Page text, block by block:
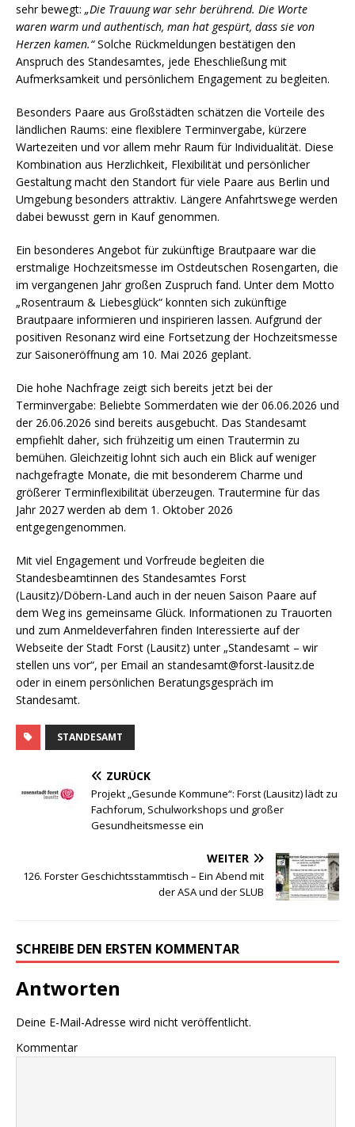
sehr bewegt: „Die Trauung war sehr berührend. Die Worte
waren warm und authentisch, man hat gespürt, dass sie von
Herzen kamen.“Solche Rückmeldungen bestätigen den
Anspruch des Standesamtes, jede Eheschließung mit
Aufmerksamkeit und persönlichem Engagement zu begleiten.
Besonders Paare aus Großstädten schätzen die Vorteile des
ländlichen Raums: eine flexiblere Terminvergabe, kürzere
Wartezeiten und vor allem mehr Raum für Individualität. Diese
Kombination aus Herzlichkeit, Flexibilität und persönlicher
Gestaltung macht den Standort für viele Paare aus Berlin und
Umgebung besonders attraktiv. Längere Anfahrtswege werden
dabei bewusst gern in Kauf genommen.
Ein besonderes Angebot für zukünftige Brautpaare war die
erstmalige Hochzeitsmesse im Ostdeutschen Rosengarten, die
im vergangenen Jahr großen Zuspruch fand. Unter dem Motto
„Rosentraum & Liebesglück“ konnten sich zukünftige
Brautpaare informieren und inspirieren lassen. Aufgrund der
positiven Resonanz wird eine Fortsetzung der Hochzeitsmesse
zur Saisoneröffnung am 10. Mai 2026 geplant.
Die hohe Nachfrage zeigt sich bereits jetzt bei der
Terminvergabe: Beliebte Sommerdaten wie der 06.06.2026 und
der 26.06.2026 sind bereits ausgebucht. Das Standesamt
empfiehlt daher, sich frühzeitig um einen Trautermin zu
bemühen. Gleichzeitig lohnt sich auch ein Blick auf weniger
nachgefragte Monate, die mit besonderem Charme und
größerer Terminflexibilität überzeugen. Trautermine für das
Jahr 2027 werden ab dem 1. Oktober 2026
entgegengenommen.
Mit viel Engagement und Vorfreude begleiten die
Standesbeamtinnen des Standesamtes Forst
(Lausitz)/Döbern-Land auch in der neuen Saison Paare auf
dem Weg ins gemeinsame Glück. Informationen zu Trauorten
und zum Anmeldeverfahren finden Interessierte auf der
Webseite der Stadt Forst (Lausitz) unter „Standesamt – wir
stellen uns vor“, per Email an standesamt@forst-lausitz.de
oder in einem persönlichen Beratungsgespräch im
Standesamt.
STANDESAMT
ZURÜCK
Projekt „Gesunde Kommune“: Forst (Lausitz) lädt zu
Fachforum, Schulworkshops und großer
Gesundheitsmesse ein
WEITER
126. Forster Geschichtsstammtisch – Ein Abend mit
der ASA und der SLUB
SCHREIBE DEN ERSTEN KOMMENTAR
Antworten
Deine E-Mail-Adresse wird nicht veröffentlicht.
Kommentar